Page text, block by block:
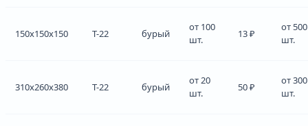
150x150x150 Т-22 бурый
от 100
шт.
13 ₽
от 500
шт.
310x260x380 Т-22 бурый
от 20
шт.
50 ₽
от 300
шт.